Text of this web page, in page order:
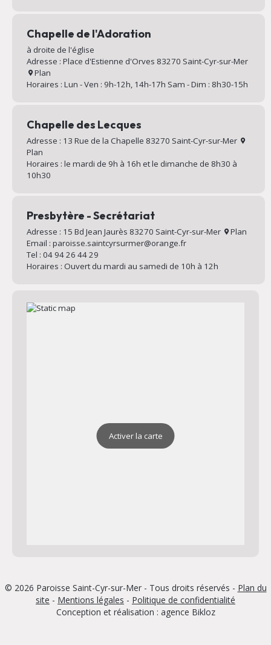
Chapelle de l'Adoration
à droite de l'église
Adresse : Place d'Estienne d'Orves 83270 Saint-Cyr-sur-Mer
Plan
Horaires : Lun - Ven : 9h-12h, 14h-17h Sam - Dim : 8h30-15h
Chapelle des Lecques
Adresse : 13 Rue de la Chapelle 83270 Saint-Cyr-sur-Mer
Plan
Horaires : le mardi de 9h à 16h et le dimanche de 8h30 à
10h30
Presbytère - Secrétariat
Adresse : 15 Bd Jean Jaurès 83270 Saint-Cyr-sur-Mer
Plan
Email : paroisse.saintcyrsurmer@orange.fr
Tel : 04 94 26 44 29
Horaires : Ouvert du mardi au samedi de 10h à 12h
Activer la carte
© 2026 Paroisse Saint-Cyr-sur-Mer - Tous droits réservés - Plan du
site - Mentions légales - Politique de confidentialité
Conception et réalisation : agence Bikloz